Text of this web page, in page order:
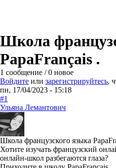
Школа
PapaFrançais .
1 сообщение / 0 новое
Войдите или зарегистрируйтесь,
пн, 17/04/2023 - 15:18
#1
Ульяна Лемантович
Школа французского языка
Хотите изучать французский
онлайн-школ разбегаются глаза?